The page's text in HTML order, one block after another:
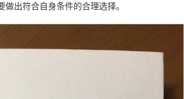
做出符合自身条件的合理选择。